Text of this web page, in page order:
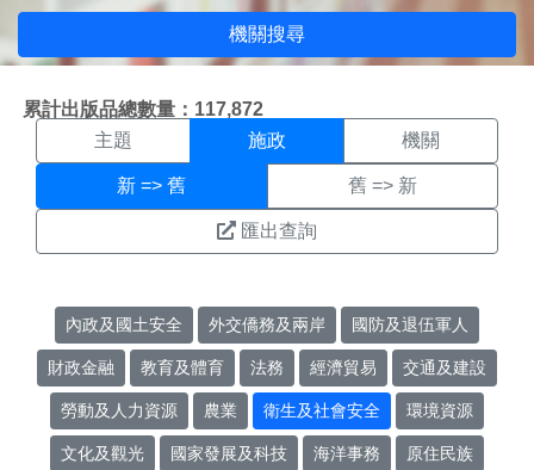
機關搜尋
累計出版品總數量：117,872
施政搜尋結果頁面
主題 施政 機關
新 => 舊 舊 => 新
匯出查詢
內政及國土安全 外交僑務及兩岸 國防及退伍軍人
財政金融 教育及體育 法務 經濟貿易 交通及建設
勞動及人力資源 農業 衛生及社會安全 環境資源
文化及觀光 國家發展及科技 海洋事務 原住民族